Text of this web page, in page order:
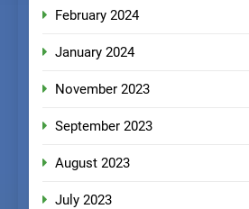
February 2024
January 2024
November 2023
September 2023
August 2023
July 2023